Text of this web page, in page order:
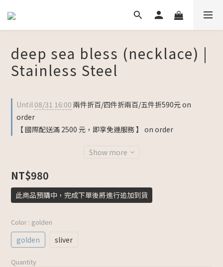
deep sea bless (necklace) |
Stainless Steel
Until 08/31 16:00 兩件折百/四件折兩百/五件折590元 on
order
【 國際配送滿 2500 元，即享免運服務 】 on order
Show more
NT$980
此商品預購中，完成下單後將進行追加到貨
Color : golden
golden sliver
Quantity